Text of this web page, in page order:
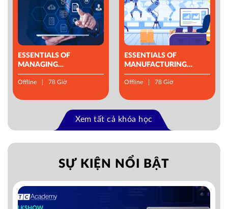
ESSENTIALS OF
MANAGING
OPERATIONS
Offline 78 Giờ
ESSENTIALS OF
MANUFACTURING
MANAGEMENT
Offline 78 Giờ
Xem tất cả khóa học
SỰ KIỆN NỔI BẬT